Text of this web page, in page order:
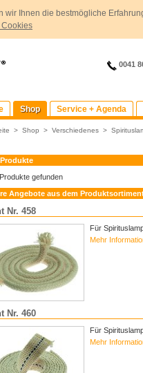
wir Ihnen die bestmögliche
Cookies
0041
Shop
Service + Agenda
> Shop > Verschiedenes >
Produkte
gefunden
Angebote aus dem
Nr. 458
Für
Mehr
Nr. 460
Für
Mehr